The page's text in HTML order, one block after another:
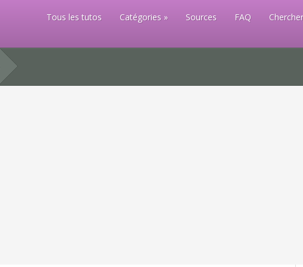
Tous les tutos Catégories Sources FAQ